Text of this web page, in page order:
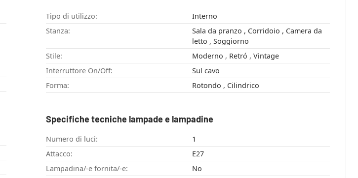
Tipo di utilizzo:
Interno
Stanza:
Sala da pranzo , Corridoio , Camera da
letto , Soggiorno
Stile:
Moderno , Retró , Vintage
Interruttore On/Off:
Sul cavo
Forma:
Rotondo , Cilindrico
Specifiche tecniche lampade e lampadine
Numero di luci:
1
Attacco:
E27
Lampadina/-e fornita/-e:
No